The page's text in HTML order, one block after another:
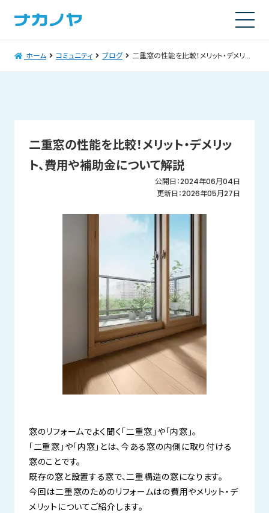
ホーム コミュニティ ブログ 二重窓の性能を比較！メリット・デメリット、費用や補助金について解説
二重窓の性能を比較！メリット・デメリッ
ト、費用や補助金について解説
公開日：2024年06月04日
更新日：2026年05月27日
窓のリフォームでよく聞く「二重窓」や「内窓」。
「二重窓」や「内窓」とは、今ある窓の内側に取り付ける
窓のことです。
既存の窓と設置する窓で、二重構造の窓になります。
今回は二重窓のためのリフォームはの費用やメリット・デ
メリットについてご紹介します。